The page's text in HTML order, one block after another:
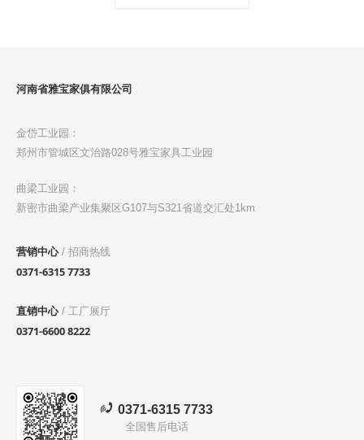
河南省雅宝家俱有限公司
金岱工业园：
郑州市管城区文治路028号雅宝家具工业园
曲梁工业园：
新密市曲梁产业集聚区G107与S321省道交汇处1km
营销中心/ 招商热线
0371-6315 7733
直销中心/ 工厂展厅
0371-6600 8222
0371-6315 7733
全国售后电话